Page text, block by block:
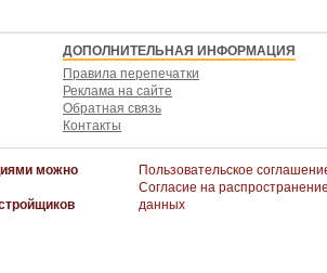
ДОПОЛНИТЕЛЬНАЯ ИНФОРМАЦИЯ
Правила перепечатки
Реклама на сайте
Обратная связь
Контакты
можно
Пользовательское
Согласие на
данных